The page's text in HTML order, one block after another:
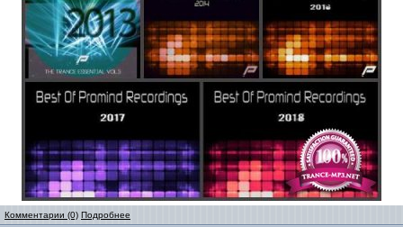
Комментарии (0) Подробнее